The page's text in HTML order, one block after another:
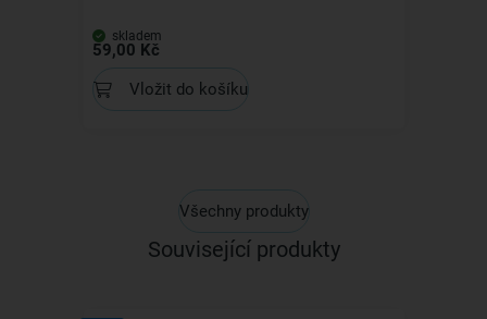
skladem
59,00 Kč
Vložit do košíku
Všechny produkty
Související produkty